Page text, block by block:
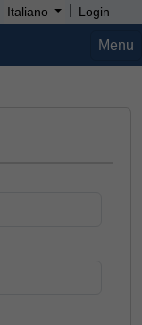
Italiano | Login
Menu